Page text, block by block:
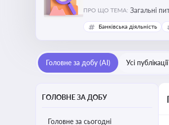
ПРО ЩО ТЕМА: Загальні
Банківська діяльність
Головне за добу (AI) Усі публікації
ГОЛОВНЕ ЗА ДОБУ
Головне за сьогодні